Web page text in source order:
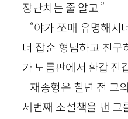
장난치는 줄 알고.”
“야가 쪼매 유명해지
더 잡순 형님하고 친구
가 노름판에서 환갑 진
재종형은 칠년 전 그
세번째 소설책을 낸 그